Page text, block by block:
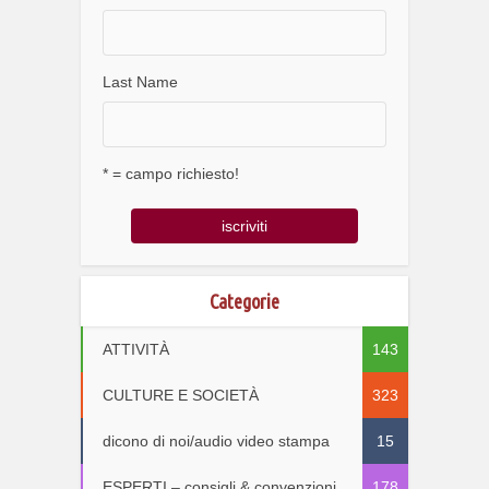
Last Name
* = campo richiesto!
Categorie
ATTIVITÀ 143
CULTURE E SOCIETÀ 323
dicono di noi/audio video stampa 15